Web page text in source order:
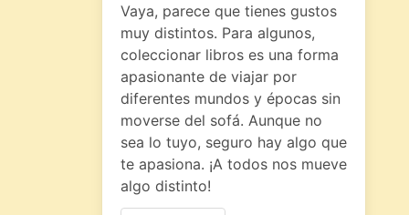
Vaya, parece que tienes gustos
muy distintos. Para algunos,
coleccionar libros es una forma
apasionante de viajar por
diferentes mundos y épocas sin
moverse del sofá. Aunque no
sea lo tuyo, seguro hay algo que
te apasiona. ¡A todos nos mueve
algo distinto!